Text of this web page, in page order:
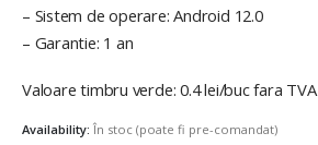
– Sistem de operare: Android 12.0
– Garantie: 1 an
Valoare timbru verde: 0.4 lei/buc fara TVA
Availability: În stoc (poate fi pre-comandat)